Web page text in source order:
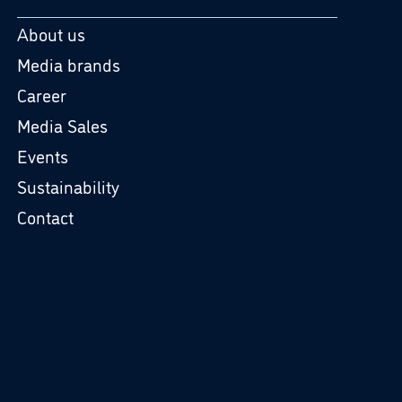
About us
Media brands
Career
Media Sales
Events
Sustainability
Contact